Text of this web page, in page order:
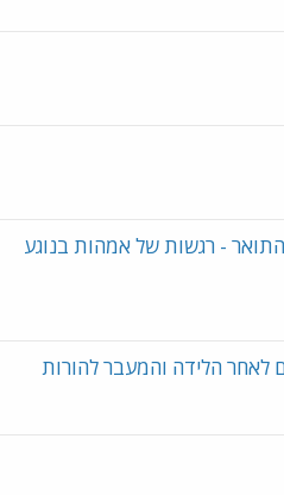
- רגשות של אמהות בנוגע
לאחר הלידה והמעבר להורות